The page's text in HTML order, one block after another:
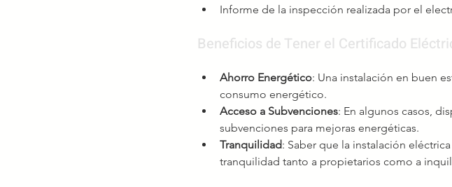
Informe de la inspección realizada por el
Beneficios de Tener el Certificado
Ahorro Energético: Una instalación en buen
consumo energético.
Acceso a Subvenciones: En algunos casos,
subvenciones para mejoras energéticas.
Tranquilidad: Saber que la instalación
tranquilidad tanto a propietarios como a